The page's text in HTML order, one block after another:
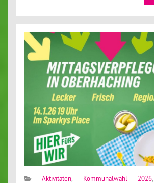
Aktivitäten Kommunalwahl 2026